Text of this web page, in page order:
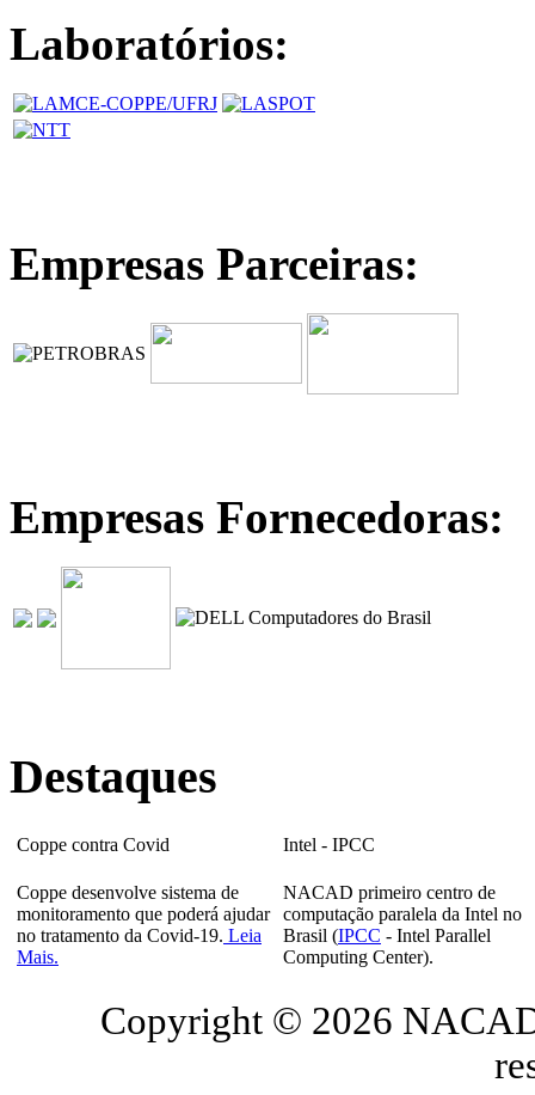
Laboratórios:
Empresas Parceiras:
Empresas Fornecedoras:
Destaques
Coppe contra Covid
Coppe desenvolve sistema de
monitoramento que poderá ajudar
no tratamento da Covid-19. Leia
Mais.
Intel - IPCC
NACAD primeiro centro de
computação paralela da Intel no
Brasil (IPCC - Intel Parallel
Computing Center).
Copyright © 2026